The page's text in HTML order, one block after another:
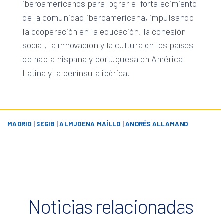
iberoamericanos para lograr el fortalecimiento
de la comunidad iberoamericana, impulsando
la cooperación en la educación, la cohesión
social, la innovación y la cultura en los países
de habla hispana y portuguesa en América
Latina y la península ibérica.
MADRID | SEGIB |ALMUDENA MAÍLLO |ANDRÉS ALLAMAND
Noticias relacionadas